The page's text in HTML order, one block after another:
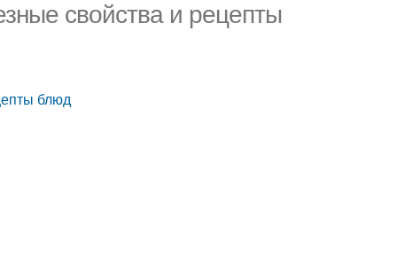
свойства и рецепты
блюд